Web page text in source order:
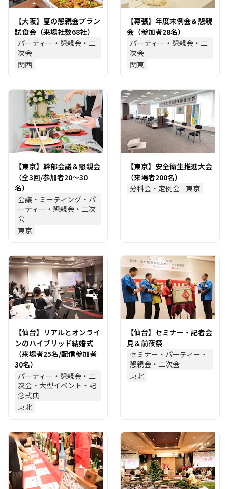
【大阪】夏の懇親会プラン
試食会（来場社数68社）
パーティー・懇親会・二
次会
関西
【幕張】年度末例会＆懇親
会（参加者28名）
パーティー・懇親会・二
次会
関東
【東京】幹部会議＆懇親会
（全3回/参加者20～30
名）
会議・ミーティング・パ
ーティー・懇親会・二次
会
東京
【東京】安全衛生推進大会
（来場者200名）
分科会・定例会 東京
【仙台】リアルとオンライ
ンのハイブリッド結婚式
（来場者25名/配信参加者
30名）
パーティー・懇親会・二
次会・大型イベント・記
念式典
東北
【仙台】セミナー・記者会
見＆前夜祭
セミナー・パーティー・
懇親会・二次会
東北